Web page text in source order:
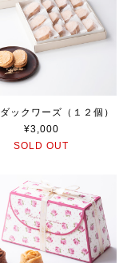
ックワーズ（１２個）
¥3,000
SOLD OUT